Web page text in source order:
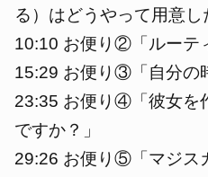
る）はどうやって用意し
10:10 お便り②「ルーテ
15:29 お便り③「自分の
23:35 お便り④「彼女を
ですか？」
29:26 お便り⑤「マジス